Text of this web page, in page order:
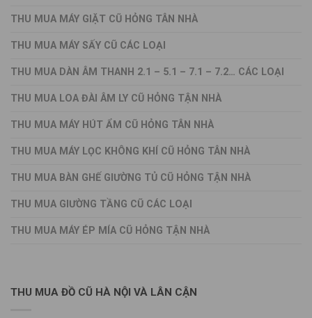
THU MUA MÁY GIẶT CŨ HỎNG TÂN NHÀ
THU MUA MÁY SẤY CŨ CÁC LOẠI
THU MUA DÀN ÂM THANH 2.1 – 5.1 – 7.1 – 7.2… CÁC LOẠI
THU MUA LOA ĐÀI ÂM LY CŨ HỎNG TẬN NHÀ
THU MUA MÁY HÚT ẨM CŨ HỎNG TÂN NHÀ
THU MUA MÁY LỌC KHÔNG KHÍ CŨ HỎNG TÂN NHÀ
THU MUA BÀN GHẾ GIƯỜNG TỦ CŨ HỎNG TẬN NHÀ
THU MUA GIƯỜNG TẦNG CŨ CÁC LOẠI
THU MUA MÁY ÉP MÍA CŨ HỎNG TẬN NHÀ
THU MUA ĐỒ CŨ HÀ NỘI VÀ LÂN CẬN